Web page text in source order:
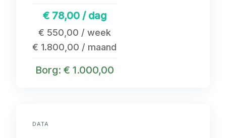
€ 78,00 / dag
€ 550,00 / week
€ 1.800,00 / maand
Borg: € 1.000,00
DATA